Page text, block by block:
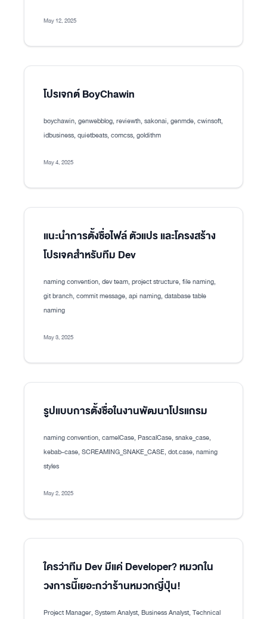
May 12, 2025
โปรเจกต์ BoyChawin
boychawin, genwebblog, reviewth, sakonai, genmde, cwinsoft,
idbusiness, quietbeats, comcss, goldithm
May 4, 2025
แนะนำการตั้งชื่อไฟล์ ตัวแปร และโครงสร้าง
โปรเจคสำหรับทีม Dev
naming convention, dev team, project structure, file naming,
git branch, commit message, api naming, database table
naming
May 3, 2025
รูปแบบการตั้งชื่อในงานพัฒนาโปรแกรม
naming convention, camelCase, PascalCase, snake_case,
kebab-case, SCREAMING_SNAKE_CASE, dot.case, naming
styles
May 2, 2025
ใครว่าทีม Dev มีแค่ Developer? หมวกใน
วงการนี้เยอะกว่าร้านหมวกญี่ปุ่น!
Project Manager, System Analyst, Business Analyst, Technical